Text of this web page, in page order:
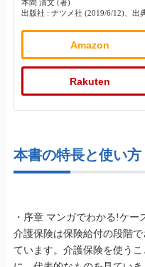
本間 清文 (著)
出版社 : ナツメ社 (2019/6/12)、出
Amazon
Rakuten
本書の特長と使い方
・序章 マンガでわかる!ケー
介護保険は保険給付の段階
ています。介護保険を使う